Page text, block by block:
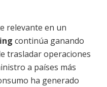
relevante en un
continúa ganando
trasladar operaciones
a países más
ha generado